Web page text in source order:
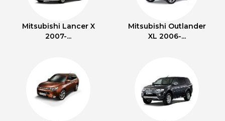
Mitsubishi Lancer X
2007-...
Mitsubishi Outlander
XL 2006-...